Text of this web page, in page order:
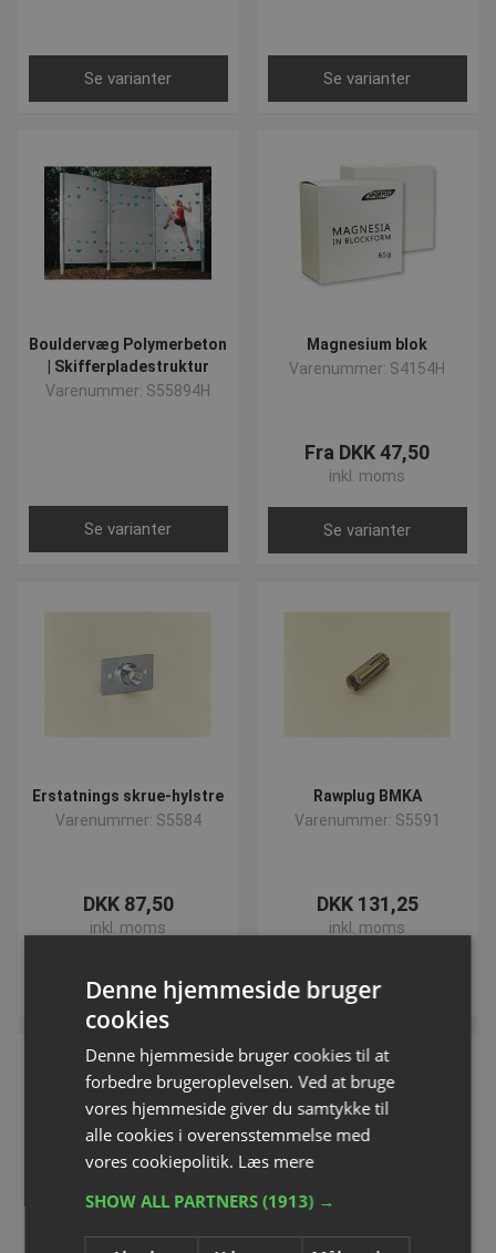
Se varianter Se varianter
Bouldervæg Polymerbeton
| Skifferpladestruktur
Varenummer: S55894H
Se varianter
Magnesium blok
Varenummer: S4154H
Fra DKK 47,50
inkl. moms
Se varianter
Erstatnings skrue-hylstre
Varenummer: S5584
DKK 87,50
inkl. moms
Køb
Rawplug BMKA
Varenummer: S5591
DKK 131,25
inkl. moms
Køb
T-Nøgle INBUS PROFI Sæt med
Denne hjemmeside bruger
cookies
Denne hjemmeside bruger cookies til at
forbedre brugeroplevelsen. Ved at bruge
vores hjemmeside giver du samtykke til
alle cookies i overensstemmelse med
vores cookiepolitik. Læs mere
SHOW ALL PARTNERS(1913) →